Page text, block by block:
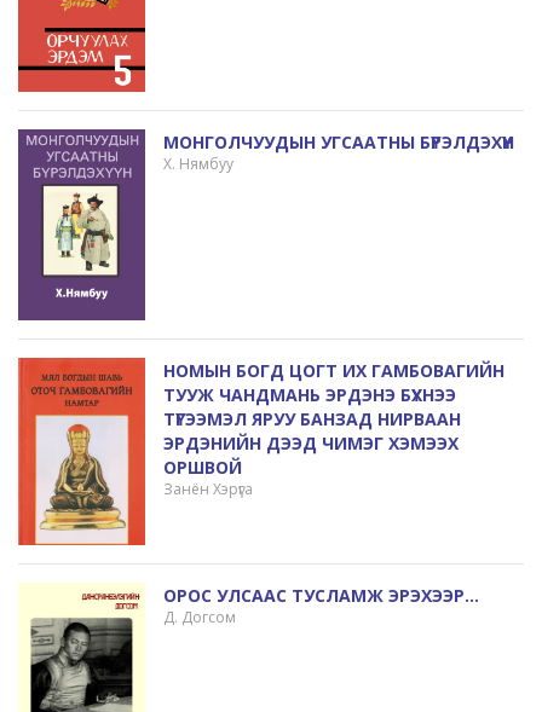
МОНГОЛЧУУДЫН УГСААТНЫ БҮРЭЛДЭХҮҮН
Х. Нямбуу
НОМЫН БОГД ЦОГТ ИХ ГАМБОВАГИЙН
ТУУЖ ЧАНДМАНЬ ЭРДЭНЭ БҮХНЭЭ
ТҮГЭЭМЭЛ ЯРУУ БАНЗАД НИРВААН
ЭРДЭНИЙН ДЭЭД ЧИМЭГ ХЭМЭЭХ
ОРШВОЙ
Занён Хэрүга
ОРОС УЛСААС ТУСЛАМЖ ЭРЭХЭЭР...
Д. Догсом